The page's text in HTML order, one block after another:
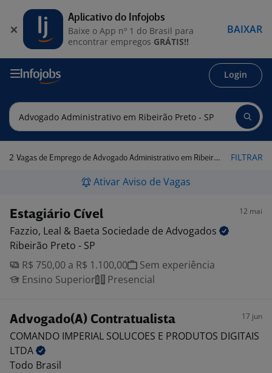
Login
2 Vagas de Emprego de Advogado Administrativo em Ribeirão Preto - SP FILTRAR
Ativar Aviso de Vagas
Estagiário Cível 12 mai
Fazzio, Leal & Baeta Sociedade de Advogados
Ribeirão Preto - SP
R$ 750,00 a R$ 1.100,00
Sem experiência
Ensino Superior
Presencial
Advogado(A) Contratualista 17 jun
COMANDO IMPERIAL SOLUCOES E PRODUTOS DIGITAIS
LTDA
Todo Brasil
Aplicativo do Infojobs
Baixe o App nº 1 do Brasil para
encontrar empregos GRÁTIS!!
BAIXAR